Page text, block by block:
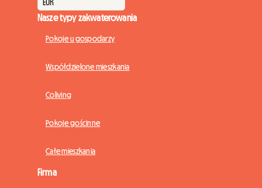
Nasze typy zakwaterowania
Pokoje u gospodarzy
Współdzielone mieszkania
Coliving
Pokoje gościnne
Całe mieszkania
Firma